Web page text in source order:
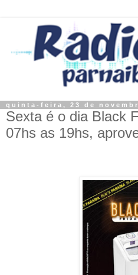
quinta-feira, 23 de
Sexta é o dia Black
07hs as 19hs,